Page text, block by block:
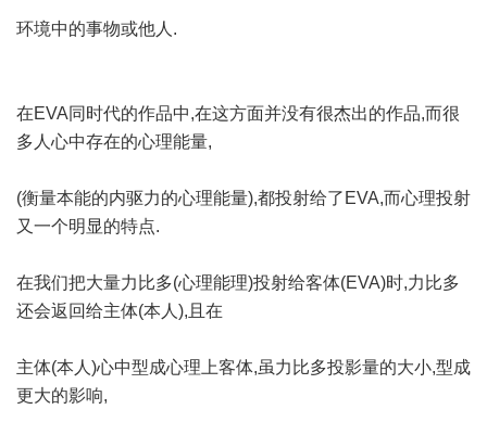
环境中的事物或他人.
在EVA同时代的作品中,在这方面并没有很杰出的作品,而很
多人心中存在的心理能量,
(衡量本能的内驱力的心理能量),都投射给了EVA,而心理投射
又一个明显的特点.
在我们把大量力比多(心理能理)投射给客体(EVA)时,力比多
还会返回给主体(本人),且在
主体(本人)心中型成心理上客体,虽力比多投影量的大小,型成
更大的影响,